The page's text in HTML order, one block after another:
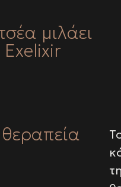
μιλάει
Exelixir